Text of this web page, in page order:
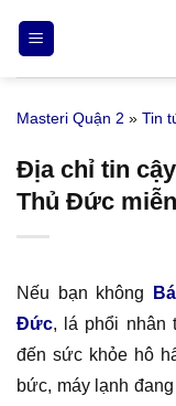
qua
nội
Masteri Quận 2 » Tin
Địa chỉ tin
Thủ Đức
Nếu bạn không
Đức, lá phổi nhân
đến sức khỏe hô
bức, máy lạnh